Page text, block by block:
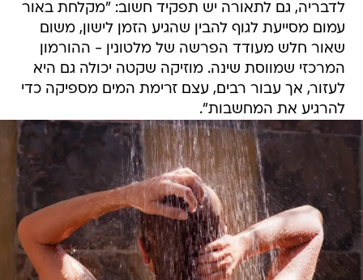
לדבריה, גם לתאורה יש תפקיד חשוב: "מקלחת באור
עמום מסייעת לגוף להבין שהגיע הזמן לישון, משום
שאור חלש מעודד הפרשה של מלטונין - ההורמון
המרכזי שמווסת שינה. מוזיקה שקטה יכולה גם היא
לעזור, אך עבור רבים, עצם זרימת המים מספיקה כדי
להרגיע את המחשבות".